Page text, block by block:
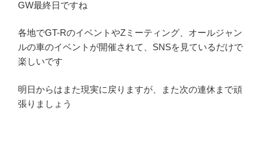
GW最終日ですね
各地でGT-RのイベントやZミーティング、オールジャン
ルの車のイベントが開催されて、SNSを見ているだけで
楽しいです
明日からはまた現実に戻りますが、また次の連休まで頑
張りましょう